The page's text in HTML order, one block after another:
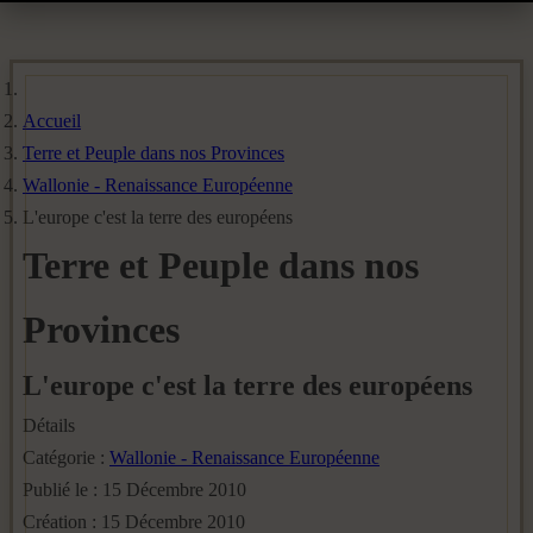
Accueil
Terre et Peuple dans nos Provinces
Wallonie - Renaissance Européenne
L'europe c'est la terre des européens
Terre et Peuple dans nos
Provinces
L'europe c'est la terre des européens
Détails
Catégorie : Wallonie - Renaissance Européenne
Publié le : 15 Décembre 2010
Création : 15 Décembre 2010